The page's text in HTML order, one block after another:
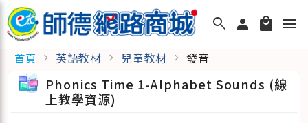
search person local_mall menu
首頁 chevron_right 英語教材 chevron_right 兒童教材 chevron_right 發音
Phonics Time 1-Alphabet Sounds (線
上教學資源)